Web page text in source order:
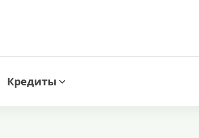
Кредиты